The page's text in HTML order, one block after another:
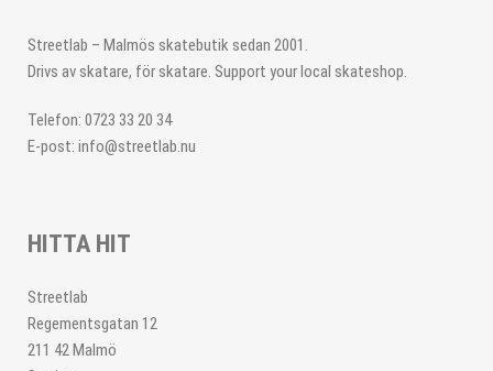
Streetlab – Malmös skatebutik sedan 2001.
Drivs av skatare, för skatare. Support your local skateshop.
Telefon: 0723 33 20 34
E-post: info@streetlab.nu
HITTA HIT
Streetlab
Regementsgatan 12
211 42 Malmö